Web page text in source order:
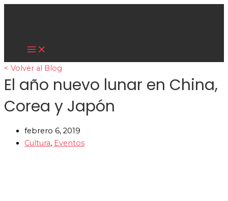
Ir
Main
< Volver al Blog
El año nuevo lunar en China,
Corea y Japón
febrero 6, 2019
Cultura, Eventos